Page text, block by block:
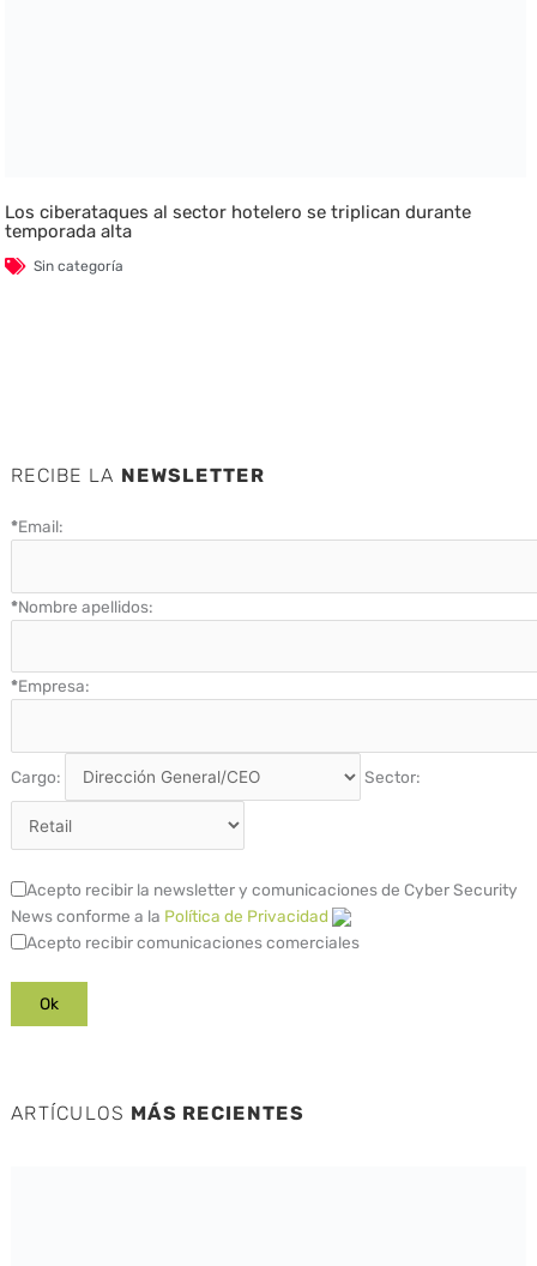
Los ciberataques al sector hotelero se triplican durante
temporada alta
Sin categoría
RECIBE LA NEWSLETTER
*Email:
*Nombre apellidos:
*Empresa:
Cargo: Sector:
Acepto recibir la newsletter y comunicaciones de Cyber Security
News conforme a la Política de Privacidad
Acepto recibir comunicaciones comerciales
ARTÍCULOS MÁS RECIENTES